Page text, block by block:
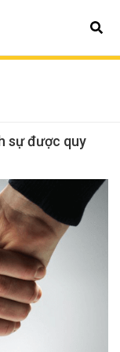
sự được quy